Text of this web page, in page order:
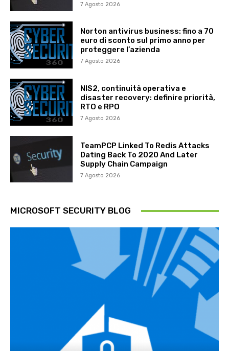
7 Agosto 2026
Norton antivirus business: fino a 70
euro di sconto sul primo anno per
proteggere l’azienda
7 Agosto 2026
NIS2, continuità operativa e
disaster recovery: definire priorità,
RTO e RPO
7 Agosto 2026
TeamPCP Linked To Redis Attacks
Dating Back To 2020 And Later
Supply Chain Campaign
7 Agosto 2026
MICROSOFT SECURITY BLOG